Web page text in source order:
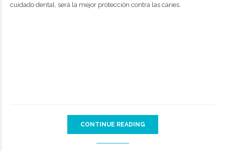
cuidado dental, será la mejor protección contra las caries.
CONTINUE READING